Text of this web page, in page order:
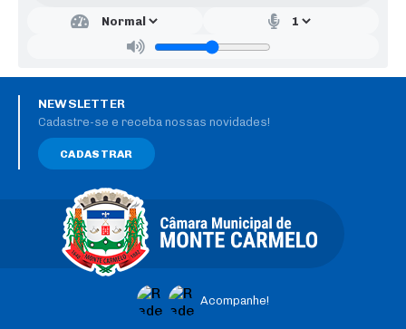
Acompanhe!
NEWSLETTER
Cadastre-se e receba nossas novidades!
CADASTRAR